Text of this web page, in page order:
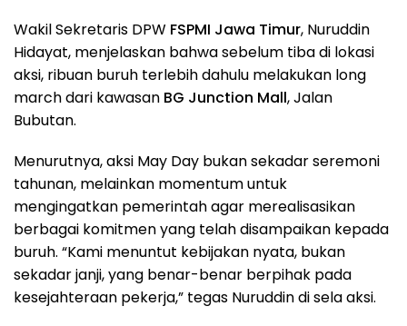
Wakil Sekretaris DPW FSPMI Jawa Timur, Nuruddin
Hidayat, menjelaskan bahwa sebelum tiba di lokasi
aksi, ribuan buruh terlebih dahulu melakukan long
march dari kawasan BG Junction Mall, Jalan
Bubutan.
Menurutnya, aksi May Day bukan sekadar seremoni
tahunan, melainkan momentum untuk
mengingatkan pemerintah agar merealisasikan
berbagai komitmen yang telah disampaikan kepada
buruh. “Kami menuntut kebijakan nyata, bukan
sekadar janji, yang benar-benar berpihak pada
kesejahteraan pekerja,” tegas Nuruddin di sela aksi.